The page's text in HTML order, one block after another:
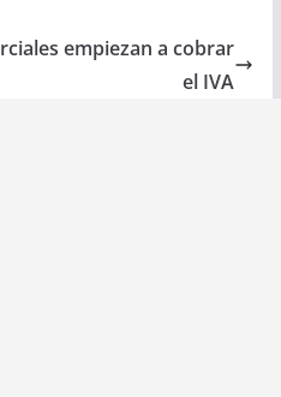
empiezan a cobrar
el IVA